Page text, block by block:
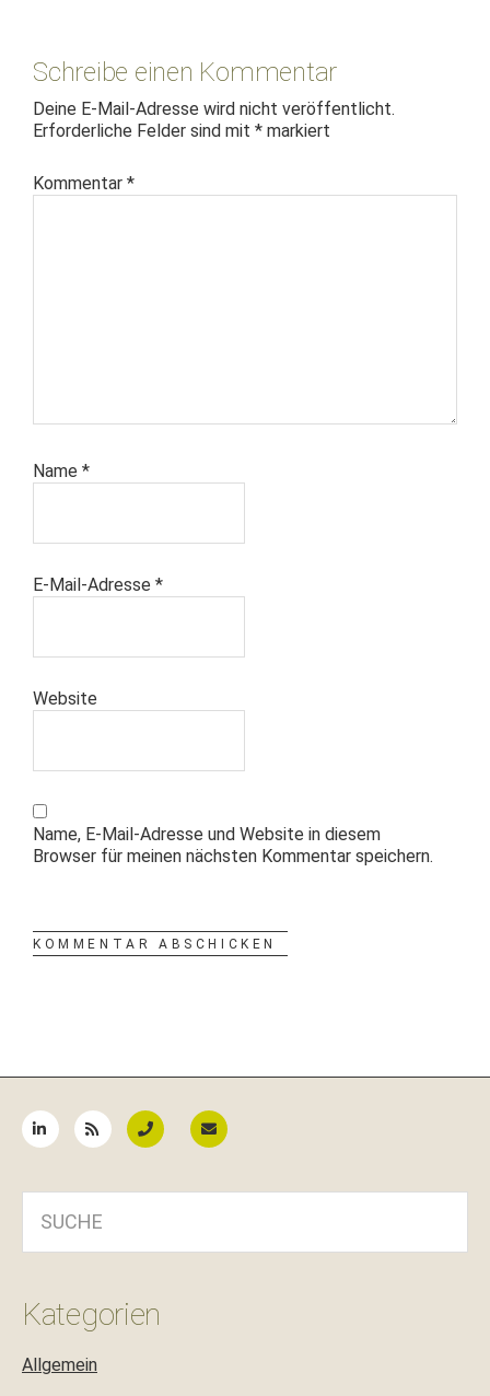
Interaktionen
Schreibe einen Kommentar
Deine E-Mail-Adresse wird nicht veröffentlicht.
Erforderliche Felder sind mit * markiert
Kommentar *
Name *
E-Mail-Adresse *
Website
Name, E-Mail-Adresse und Website in diesem
Browser für meinen nächsten Kommentar speichern.
Kategorien
Allgemein